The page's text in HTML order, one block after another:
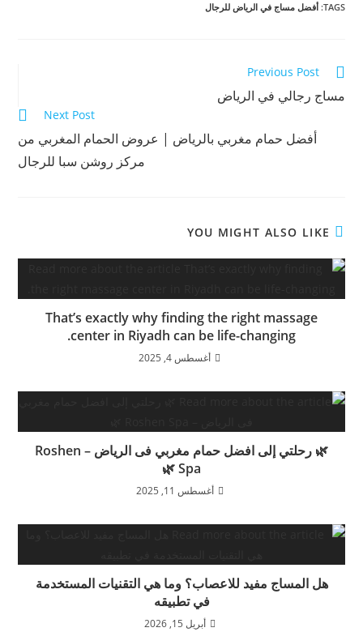
TAGS
:أفضل مساج في الرياض للرجال
Previous Post
مساج رجالي في الرياض
Next Post
أفضل حمام مغربي بالرياض | عروض الحمام المغربي من
مركز روشن سبا للرجال
YOU MIGHT ALSO LIKE
That’s exactly why finding the right massage
center in Riyadh can be life-changing.
أغسطس 4, 2025
🌿 رحلتي إلى افضل حمام مغربي فى الرياض – Roshen
Spa 🌿
أغسطس 11, 2025
هل المساج مفيد للاعصاب؟ وما هي التقنيات المستخدمة
في تطبيقه
أبريل 15, 2026